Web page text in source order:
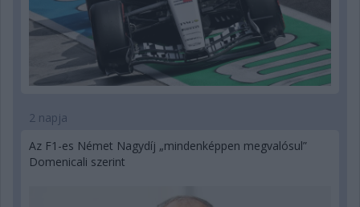
2 napja
Az F1-es Német Nagydíj „mindenképpen megvalósul”
Domenicali szerint